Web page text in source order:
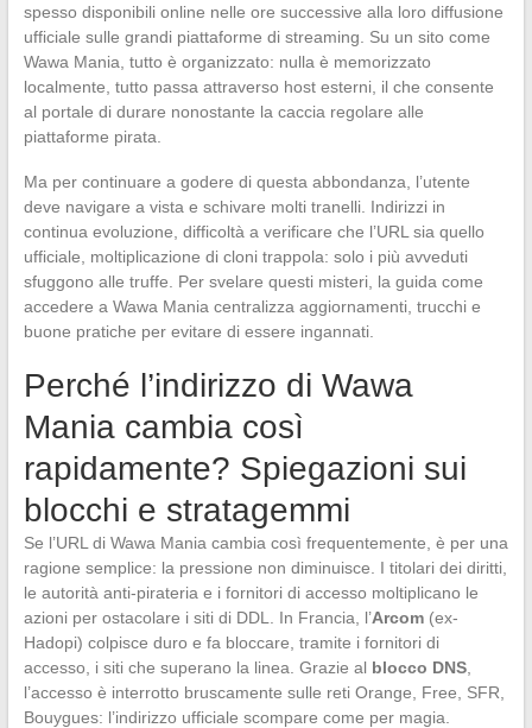
spesso disponibili online nelle ore successive alla loro diffusione
ufficiale sulle grandi piattaforme di streaming. Su un sito come
Wawa Mania, tutto è organizzato: nulla è memorizzato
localmente, tutto passa attraverso host esterni, il che consente
al portale di durare nonostante la caccia regolare alle
piattaforme pirata.
Ma per continuare a godere di questa abbondanza, l’utente
deve navigare a vista e schivare molti tranelli. Indirizzi in
continua evoluzione, difficoltà a verificare che l’URL sia quello
ufficiale, moltiplicazione di cloni trappola: solo i più avveduti
sfuggono alle truffe. Per svelare questi misteri, la guida come
accedere a Wawa Mania centralizza aggiornamenti, trucchi e
buone pratiche per evitare di essere ingannati.
Perché l’indirizzo di Wawa
Mania cambia così
rapidamente? Spiegazioni sui
blocchi e stratagemmi
Se l’URL di Wawa Mania cambia così frequentemente, è per una
ragione semplice: la pressione non diminuisce. I titolari dei diritti,
le autorità anti-pirateria e i fornitori di accesso moltiplicano le
azioni per ostacolare i siti di DDL. In Francia, l’Arcom(ex-
Hadopi) colpisce duro e fa bloccare, tramite i fornitori di
accesso, i siti che superano la linea. Grazie al blocco DNS,
l’accesso è interrotto bruscamente sulle reti Orange, Free, SFR,
Bouygues: l’indirizzo ufficiale scompare come per magia.